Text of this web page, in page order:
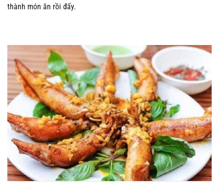
thành món ăn rồi đấy.